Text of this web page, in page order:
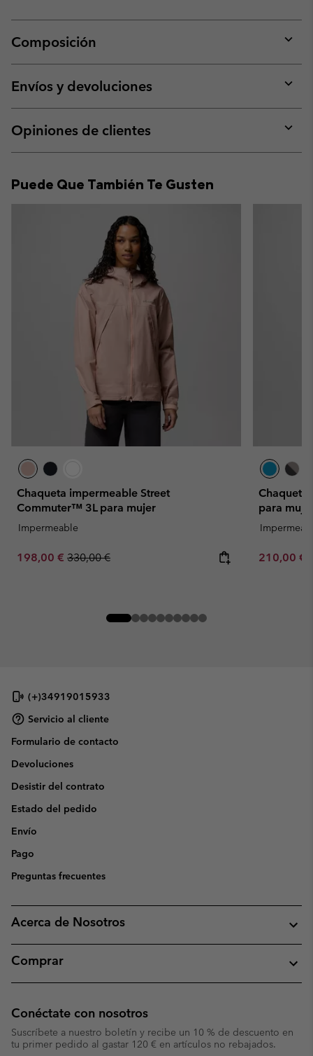
Composición
or
Envíos y devoluciones
or
Opiniones de clientes
or
Puede Que También Te Gusten
Chaqueta impermeable Street
Commuter™ 3L para mujer
Impermeable
Sale price:
198,00 € Regular price:
330,00 €
Chaqueta
para
Minimum
210,00 €
(+)34919015933
Servicio al cliente
Formulario de contacto
Devoluciones
Desistir del contrato
Estado del pedido
Envío
Pago
Preguntas frecuentes
Acerca de Nosotros
Comprar
Conéctate con nosotros
Suscríbete a nuestro boletín y recibe un 10 % de descuento en
tu primer pedido al gastar 120 € en artículos no rebajados.